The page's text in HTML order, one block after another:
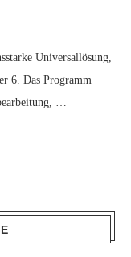
Universallösung,
6. Das Programm
…